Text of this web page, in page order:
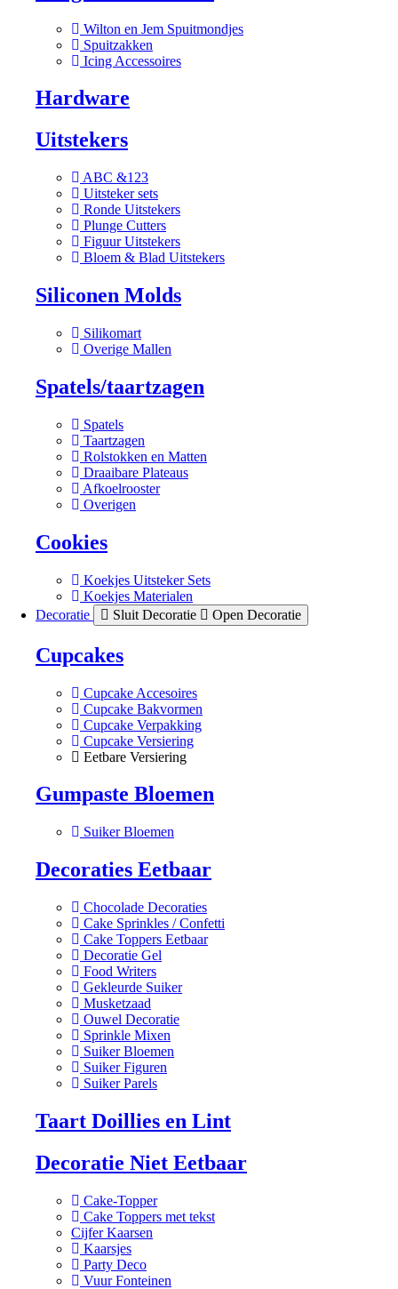
Wilton en Jem Spuitmondjes
Spuitzakken
Icing Accessoires
Hardware
Uitstekers
ABC &123
Uitsteker sets
Ronde Uitstekers
Plunge Cutters
Figuur Uitstekers
Bloem & Blad Uitstekers
Siliconen Molds
Silikomart
Overige Mallen
Spatels/taartzagen
Spatels
Taartzagen
Rolstokken en Matten
Draaibare Plateaus
Afkoelrooster
Overigen
Cookies
Koekjes Uitsteker Sets
Koekjes Materialen
Decoratie
Sluit Decoratie Open Decoratie
Cupcakes
Cupcake Accesoires
Cupcake Bakvormen
Cupcake Verpakking
Cupcake Versiering
Eetbare Versiering
Gumpaste Bloemen
Suiker Bloemen
Decoraties Eetbaar
Chocolade Decoraties
Cake Sprinkles / Confetti
Cake Toppers Eetbaar
Decoratie Gel
Food Writers
Gekleurde Suiker
Musketzaad
Ouwel Decoratie
Sprinkle Mixen
Suiker Bloemen
Suiker Figuren
Suiker Parels
Taart Doillies en Lint
Decoratie Niet Eetbaar
Cake-Topper
Cake Toppers met tekst
Cijfer Kaarsen
Kaarsjes
Party Deco
Vuur Fonteinen